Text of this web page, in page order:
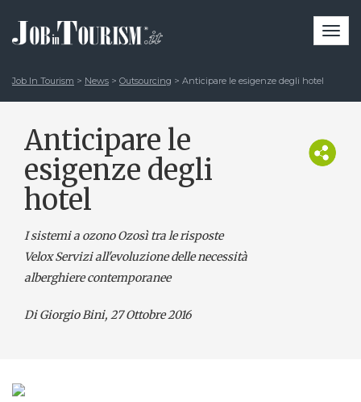
Job In Tourism > News > Outsourcing > Anticipare le esigenze degli hotel
Anticipare le
esigenze degli
hotel
I sistemi a ozono Ozosì tra le risposte
Velox Servizi all'evoluzione delle necessità
alberghiere contemporanee
Di Giorgio Bini, 27 Ottobre 2016